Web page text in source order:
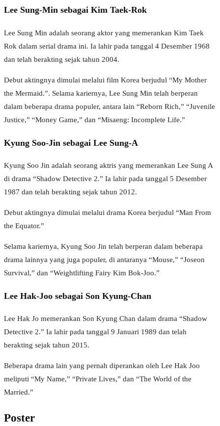
Lee Sung-Min sebagai Kim Taek-Rok
Lee Sung Min adalah seorang aktor yang memerankan Kim Taek
Rok dalam serial drama ini. Ia lahir pada tanggal 4 Desember 1968
dan telah berakting sejak tahun 2004.
Debut aktingnya dimulai melalui film Korea berjudul “My Mother
the Mermaid.”. Selama kariernya, Lee Sung Min telah berperan
dalam beberapa drama populer, antara lain “Reborn Rich,” “Juvenile
Justice,” “Money Game,” dan “Misaeng: Incomplete Life.”
Kyung Soo-Jin sebagai Lee Sung-A
Kyung Soo Jin adalah seorang aktris yang memerankan Lee Sung A
di drama “Shadow Detective 2.” Ia lahir pada tanggal 5 Desember
1987 dan telah berakting sejak tahun 2012.
Debut aktingnya dimulai melalui drama Korea berjudul “Man From
the Equator.”
Selama kariernya, Kyung Soo Jin telah berperan dalam beberapa
drama lainnya yang juga populer, di antaranya “Mouse,” “Joseon
Survival,” dan “Weightlifting Fairy Kim Bok-Joo.”
Lee Hak-Joo sebagai Son Kyung-Chan
Lee Hak Jo memerankan Son Kyung Chan dalam drama “Shadow
Detective 2.” Ia lahir pada tanggal 9 Januari 1989 dan telah
berakting sejak tahun 2015.
Beberapa drama lain yang pernah diperankan oleh Lee Hak Joo
meliputi “My Name,” “Private Lives,” dan “The World of the
Married.”
Poster